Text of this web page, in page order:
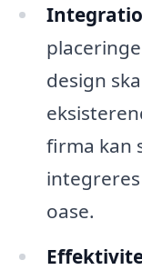
design
firma kan
oase.